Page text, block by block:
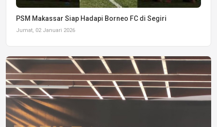
PSM Makassar Siap Hadapi Borneo FC di Segiri
Jumat, 02 Januari 2026